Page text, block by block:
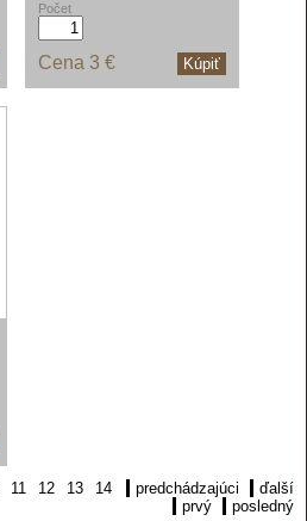
Počet
Kúpiť
Cena 3 €
11 12 13 14 predchádzajúci
ďalší
prvý
posledný